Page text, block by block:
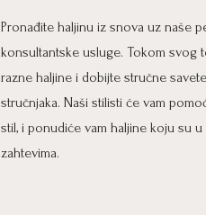
Pronađite haljinu iz snova uz naše
konsultantske usluge. Tokom svog
razne haljine i dobijte stručne
stručnjaka. Naši stilisti će vam
stil, i ponudiće vam haljine koju su u
zahtevima.